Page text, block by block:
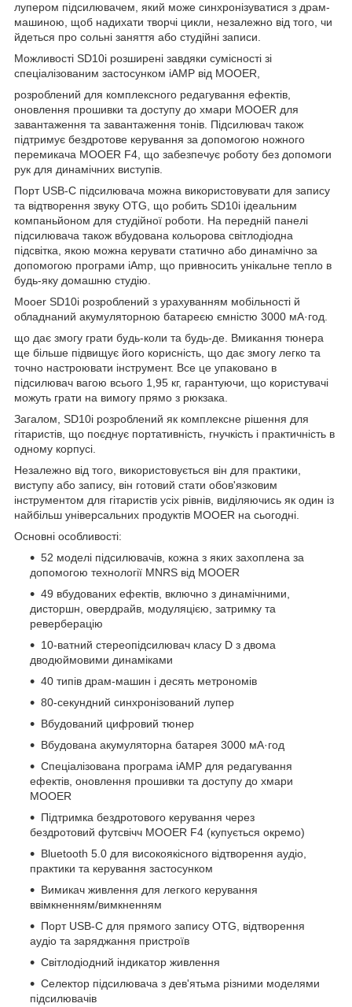
лупером підсилювачем, який може синхронізуватися з драм-
машиною, щоб надихати творчі цикли, незалежно від того, чи
йдеться про сольні заняття або студійні записи.
Можливості SD10i розширені завдяки сумісності зі
спеціалізованим застосунком iAMP від MOOER,
розроблений для комплексного редагування ефектів,
оновлення прошивки та доступу до хмари MOOER для
завантаження та завантаження тонів. Підсилювач також
підтримує бездротове керування за допомогою ножного
перемикача MOOER F4, що забезпечує роботу без допомоги
рук для динамічних виступів.
Порт USB-C підсилювача можна використовувати для запису
та відтворення звуку OTG, що робить SD10i ідеальним
компаньйоном для студійної роботи. На передній панелі
підсилювача також вбудована кольорова світлодіодна
підсвітка, якою можна керувати статично або динамічно за
допомогою програми iAmp, що привносить унікальне тепло в
будь-яку домашню студію.
Mooer SD10i розроблений з урахуванням мобільності й
обладнаний акумуляторною батареєю ємністю 3000 мА·год.
що дає змогу грати будь-коли та будь-де. Вмикання тюнера
ще більше підвищує його корисність, що дає змогу легко та
точно настроювати інструмент. Все це упаковано в
підсилювач вагою всього 1,95 кг, гарантуючи, що користувачі
можуть грати на вимогу прямо з рюкзака.
Загалом, SD10i розроблений як комплексне рішення для
гітаристів, що поєднує портативність, гнучкість і практичність в
одному корпусі.
Незалежно від того, використовується він для практики,
виступу або запису, він готовий стати обов'язковим
інструментом для гітаристів усіх рівнів, виділяючись як один із
найбільш універсальних продуктів MOOER на сьогодні.
Основні особливості:
52 моделі підсилювачів, кожна з яких захоплена за
допомогою технології MNRS від MOOER
49 вбудованих ефектів, включно з динамічними,
дисторшн, овердрайв, модуляцією, затримку та
реверберацію
10-ватний стереопідсилювач класу D з двома
дводюймовими динаміками
40 типів драм-машин і десять метрономів
80-секундний синхронізований лупер
Вбудований цифровий тюнер
Вбудована акумуляторна батарея 3000 мА·год
Спеціалізована програма iAMP для редагування
ефектів, оновлення прошивки та доступу до хмари
MOOER
Підтримка бездротового керування через
бездротовий футсвічч MOOER F4 (купується окремо)
Bluetooth 5.0 для високоякісного відтворення аудіо,
практики та керування застосунком
Вимикач живлення для легкого керування
ввімкненням/вимкненням
Порт USB-C для прямого запису OTG, відтворення
аудіо та заряджання пристроїв
Світлодіодний індикатор живлення
Селектор підсилювача з дев'ятьма різними моделями
підсилювачів